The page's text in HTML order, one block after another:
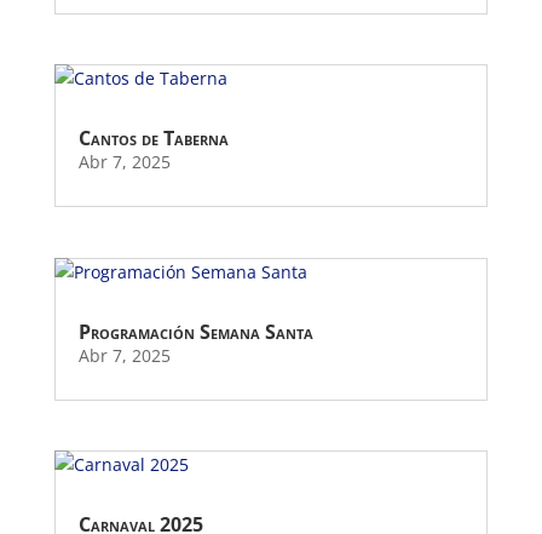
Cantos de Taberna
Abr 7, 2025
Programación Semana Santa
Abr 7, 2025
Carnaval 2025